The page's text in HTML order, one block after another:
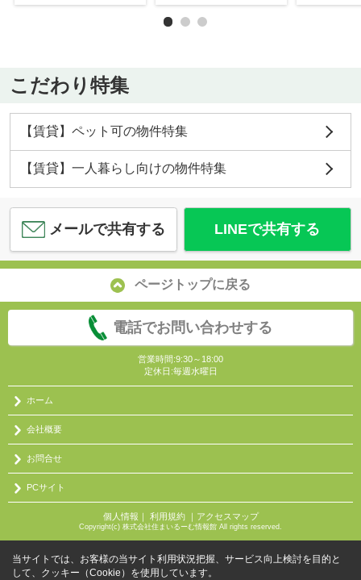
こだわり特集
【賃貸】ペット可の物件特集
【賃貸】一人暮らし向けの物件特集
メールで共有する LINEで共有する
ページトップに戻る
電話でお問い合わせする
営業時間:9:30～18:00
定休日:毎週水曜日
ホーム
会社概要
お問合せ
PCサイト
個人情報 利用規約｜ アクセスマップ
Copyright(c) 株式会社住まいるーむ情報館 All rights reserved.
当サイトでは、お客様の当サイト利用状況把握、サービス向上検討を目的と
して、クッキー（Cookie）を使用しています。